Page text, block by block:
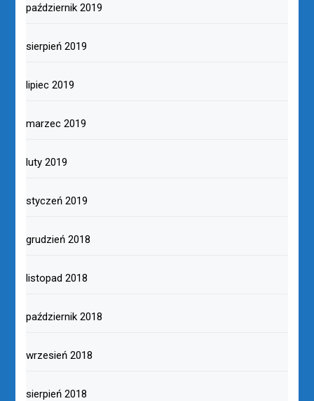
październik 2019
sierpień 2019
lipiec 2019
marzec 2019
luty 2019
styczeń 2019
grudzień 2018
listopad 2018
październik 2018
wrzesień 2018
sierpień 2018